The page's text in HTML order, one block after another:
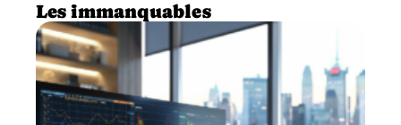
Les immanquables